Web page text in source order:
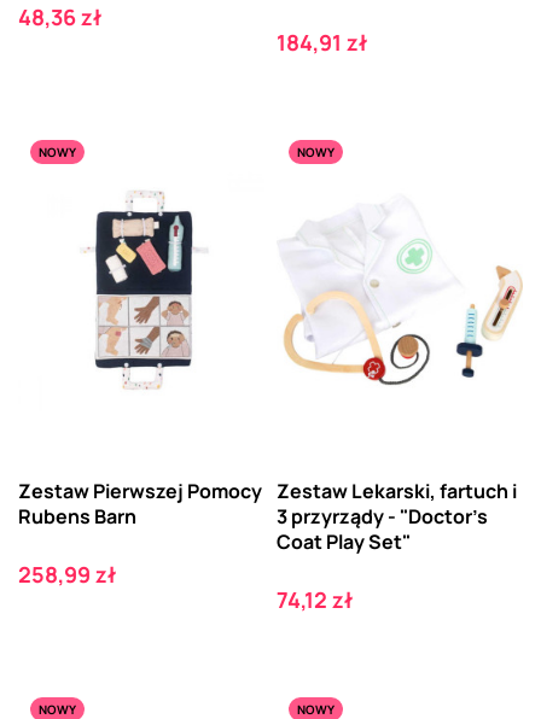
Cena
48,36 zł
Cena
184,91 zł
NOWY
Zestaw Pierwszej Pomocy
Rubens Barn
Cena
258,99 zł
NOWY
Zestaw Lekarski, fartuch i
3 przyrządy - "Doctor's
Coat Play Set"
Cena
74,12 zł
NOWY NOWY